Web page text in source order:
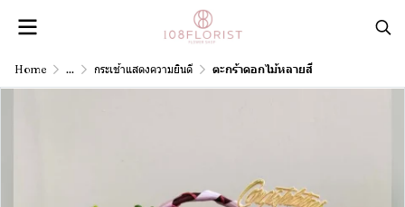
Home ... กระเช้าแสดงความยินดี ตะกร้าดอกไม้หลายสี